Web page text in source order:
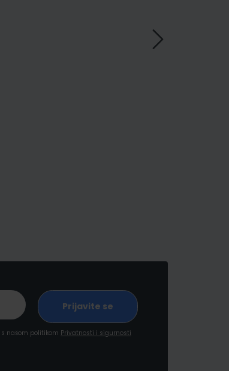
našom politikom Privatnosti i sigurnosti